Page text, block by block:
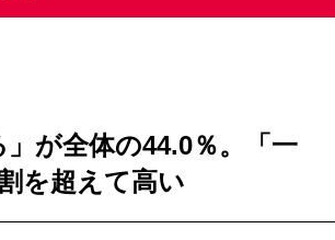
が全体の44.0％。「一
を超えて高い